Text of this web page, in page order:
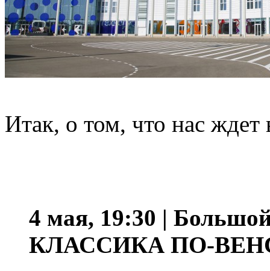
Итак, о том, что нас ждет
4 мая, 19:30 |
КЛАССИКА ПО-